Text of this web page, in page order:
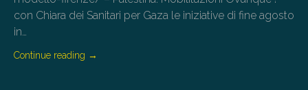
con Chiara dei Sanitari per Gaza le iniziative di fine agosto
in…
Continue reading →